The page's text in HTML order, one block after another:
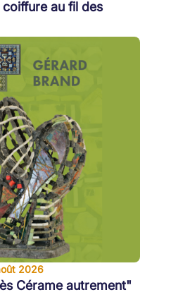
au fil des
2026
Cérame autrement"